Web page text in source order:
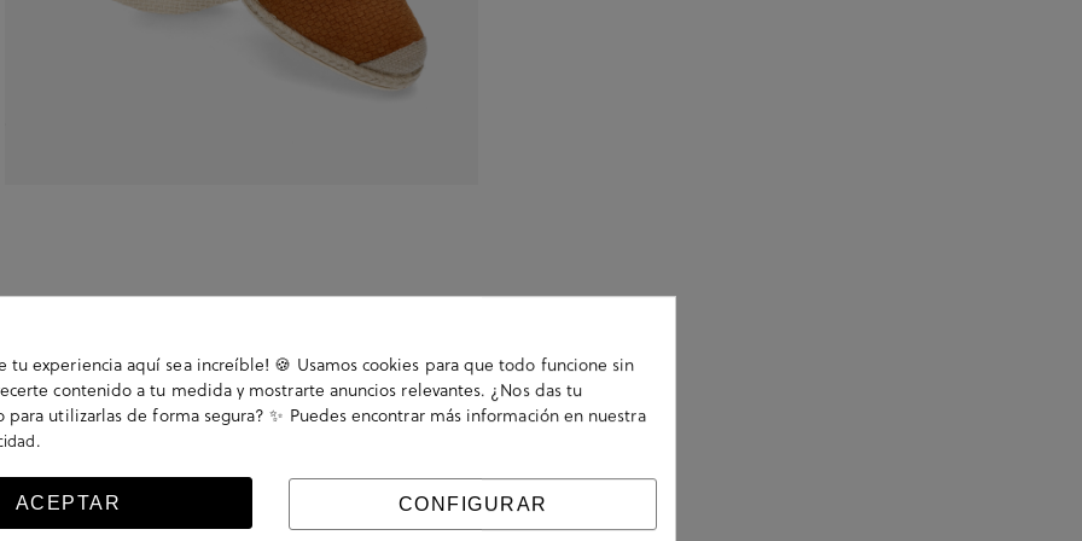
1,5cm. Cierre con hebilla en un lateral. La
tu experiencia aquí sea increíble! 🍪 Usamos cookies para que todo funcione sin
contenido a tu medida y mostrarte anuncios relevantes. ¿Nos das tu
utilizarlas de forma segura? ✨ Puedes encontrar más información en nuestra
.
ACEPTAR CONFIGURAR